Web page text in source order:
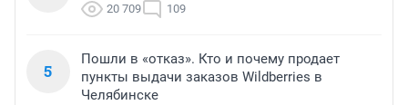
20 709 109
5
Пошли в «отказ». Кто и почему продает
пункты выдачи заказов Wildberries в
Челябинске